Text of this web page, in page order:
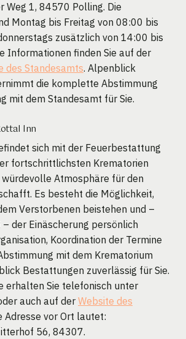
Weg 1, 84570 Polling. Die
Montag bis Freitag von 08:00 bis
zusätzlich von 14:00 bis
Informationen finden Sie auf der
des Standesamts. Alpenblick
die komplette Abstimmung
mit dem Standesamt für Sie.
Inn
sich mit der Feuerbestattung
fortschrittlichsten Krematorien
würdevolle Atmosphäre für den
Es besteht die Möglichkeit,
Verstorbenen beistehen und –
der Einäscherung persönlich
Koordination der Termine
mit dem Krematorium
Bestattungen zuverlässig für Sie.
erhalten Sie telefonisch unter
auch auf derWebsite des
Adresse vor Ort lautet:
56, 84307.